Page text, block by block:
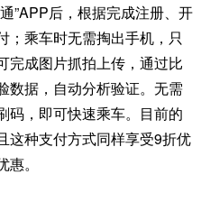
”APP后，根据完成注册、开
；乘车时无需掏出手机，只
完成图片抓拍上传，通过比
数据，自动分析验证。无需
码，即可快速乘车。目前的
这种支付方式同样享受9折优
。